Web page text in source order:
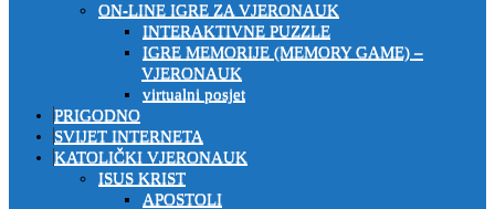
ON-LINE IGRE ZA VJERONAUK
INTERAKTIVNE PUZZLE
IGRE MEMORIJE (MEMORY GAME) –
VJERONAUK
virtualni posjet
PRIGODNO
SVIJET INTERNETA
KATOLIČKI VJERONAUK
ISUS KRIST
APOSTOLI